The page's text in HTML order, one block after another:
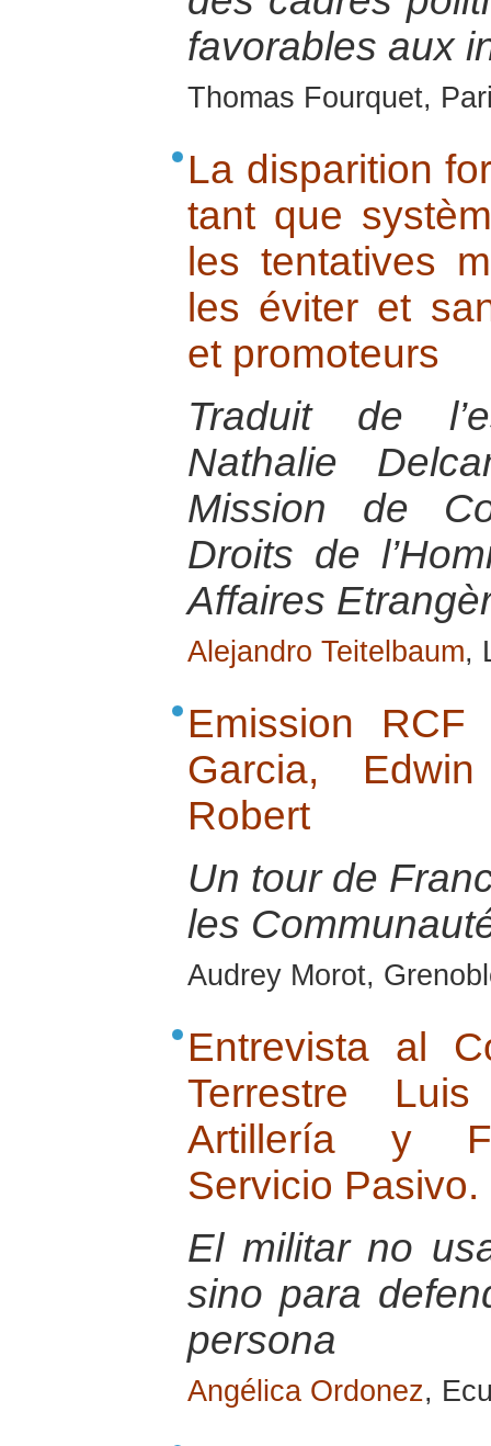
favorables aux
Thomas Fourquet,
La disparition
tant que
les tentatives
les éviter et
et promoteurs
Traduit de
Nathalie
Mission de
Droits de
Affaires
Alejandro Teitelbaum,
Emission
Garcia,
Robert
Un tour de
les
Audrey Morot,
Entrevista al
Terrestre
Artillería y
Servicio Pasivo.
El militar no
sino para
persona
Angélica Ordonez,